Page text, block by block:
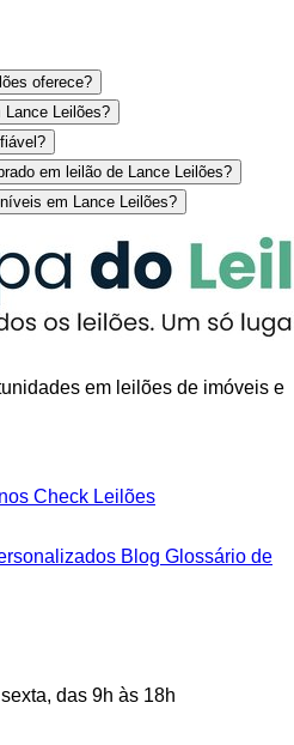
oferece?
Lance Leilões?
em leilão de Lance Leilões?
em Lance Leilões?
em leilões de imóveis e
Check Leilões
Blog Glossário de
das 9h às 18h